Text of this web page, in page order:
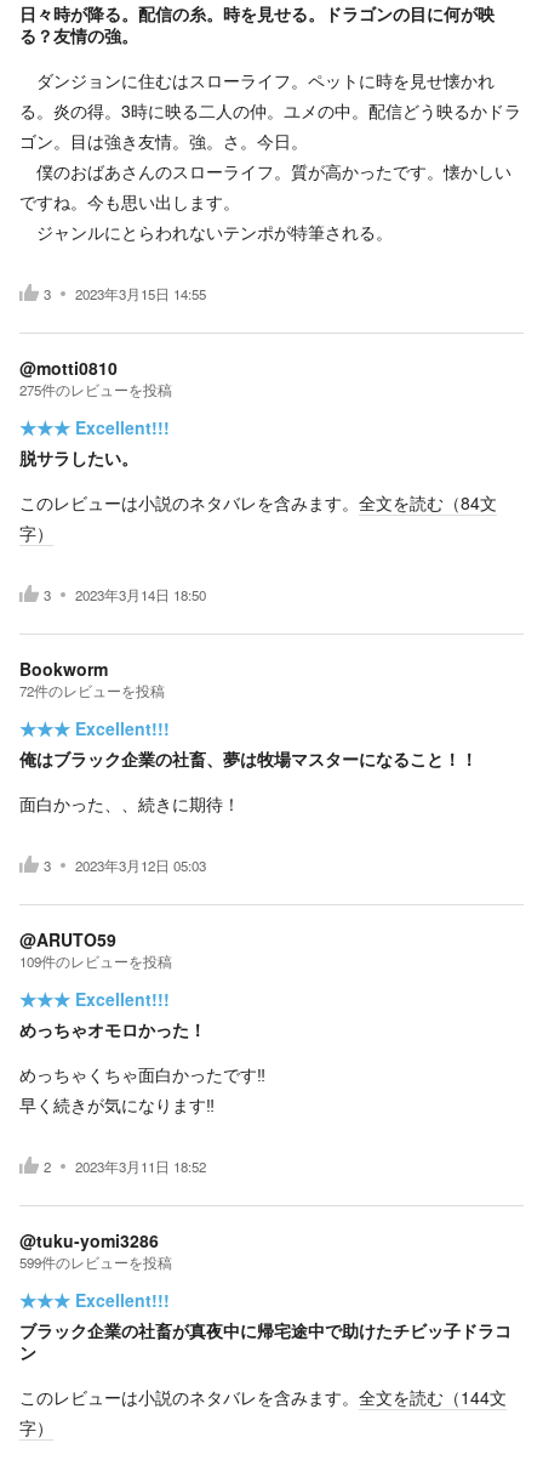
日々時が降る。配信の糸。時を見せる。ドラゴンの目に何が映
る？友情の強。
ダンジョンに住むはスローライフ。ペットに時を見せ懐かれ
る。炎の得。3時に映る二人の仲。ユメの中。配信どう映るかドラ
ゴン。目は強き友情。強。さ。今日。
僕のおばあさんのスローライフ。質が高かったです。懐かしい
ですね。今も思い出します。
ジャンルにとらわれないテンポが特筆される。
3 2023年3月15日 14:55
@motti0810
275件のレビューを投稿
★★★ Excellent!!!
脱サラしたい。
このレビューは小説のネタバレを含みます。 全文を読む（84文
字）
3 2023年3月14日 18:50
Bookworm
72件のレビューを投稿
★★★ Excellent!!!
俺はブラック企業の社畜、夢は牧場マスターになること！！
面白かった、、続きに期待！
3 2023年3月12日 05:03
@ARUTO59
109件のレビューを投稿
★★★ Excellent!!!
めっちゃオモロかった！
めっちゃくちゃ面白かったです‼︎
早く続きが気になります‼︎
2 2023年3月11日 18:52
@tuku-yomi3286
599件のレビューを投稿
★★★ Excellent!!!
ブラック企業の社畜が真夜中に帰宅途中で助けたチビッ子ドラコ
ン
このレビューは小説のネタバレを含みます。 全文を読む（144文
字）